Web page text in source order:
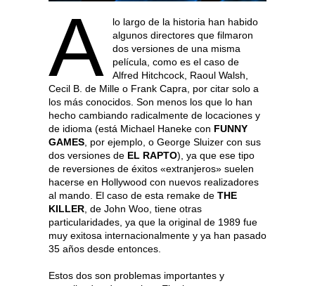
A
lo largo de la historia han habido
algunos directores que filmaron
dos versiones de una misma
película, como es el caso de
Alfred Hitchcock, Raoul Walsh,
Cecil B. de Mille o Frank Capra, por citar solo a
los más conocidos. Son menos los que lo han
hecho cambiando radicalmente de locaciones y
de idioma (está Michael Haneke con FUNNY
GAMES , por ejemplo, o George Sluizer con sus
dos versiones de EL RAPTO), ya que ese tipo
de reversiones de éxitos «extranjeros» suelen
hacerse en Hollywood con nuevos realizadores
al mando. El caso de esta remake de THE
KILLER , de John Woo, tiene otras
particularidades, ya que la original de 1989 fue
muy exitosa internacionalmente y ya han pasado
35 años desde entonces.
Estos dos son problemas importantes y